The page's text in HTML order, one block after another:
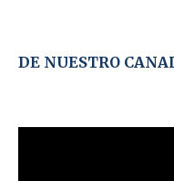
DE NUESTRO